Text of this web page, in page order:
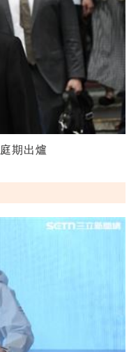
期出爐